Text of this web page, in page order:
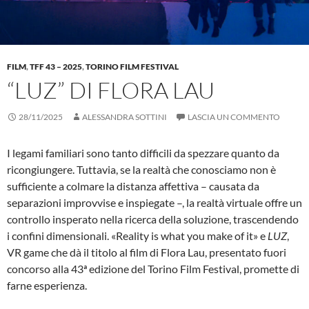
FILM,TFF 43 – 2025,TORINO FILM FESTIVAL
“LUZ” DI FLORA LAU
28/11/2025 ALESSANDRA SOTTINI LASCIA UN COMMENTO
I legami familiari sono tanto difficili da spezzare quanto da
ricongiungere. Tuttavia, se la realtà che conosciamo non è
sufficiente a colmare la distanza affettiva – causata da
separazioni improvvise e inspiegate –, la realtà virtuale offre un
controllo insperato nella ricerca della soluzione, trascendendo
i confini dimensionali. «Reality is what you make of it» e LUZ,
VR game che dà il titolo al film di Flora Lau, presentato fuori
concorso alla 43ª edizione del Torino Film Festival, promette di
farne esperienza.